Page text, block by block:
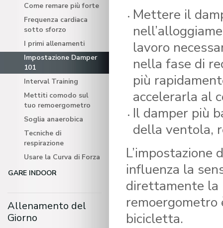
Come remare più forte
Frequenza cardiaca
sotto sforzo
I primi allenamenti
Impostazione Damper
101
Interval Training
Mettiti comodo sul
tuo remoergometro
Soglia anaerobica
Tecniche di
respirazione
Usare la Curva di Forza
GARE INDOOR
Allenamento del
Giorno
Mettere il
lavoro
nella fase di
più
accelerarla al
Il damper più
della ventola,
influenza la
direttamente la
remoergometro
bicicletta.